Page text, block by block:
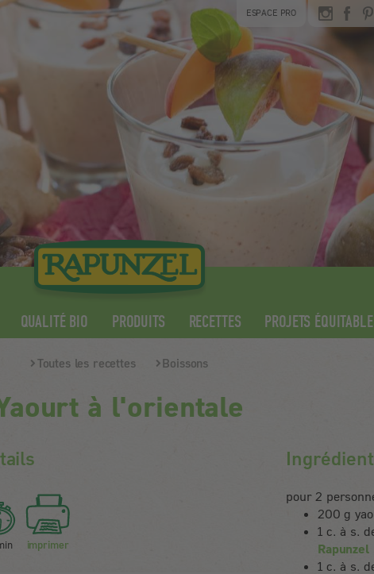
ESPACE PRO
QUALITÉ BIO PRODUITS RECETTES PROJETS
Toutes les recettes Boissons
à l'orientale
imprimer
pour 2
200 g
1 c. à s.
Rapunzel
1 c. à s.